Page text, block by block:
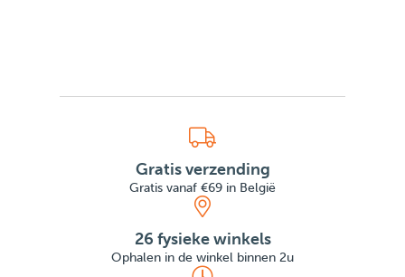
Gratis verzending
Gratis vanaf €69 in België
26 fysieke winkels
Ophalen in de winkel binnen 2u